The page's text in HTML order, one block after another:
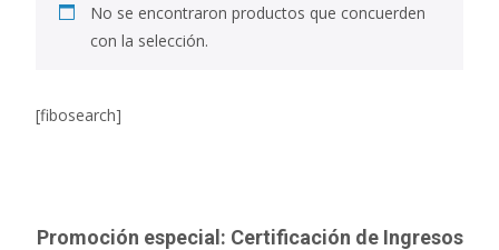
No se encontraron productos que concuerden
con la selección.
[fibosearch]
Promoción especial: Certificación de Ingresos